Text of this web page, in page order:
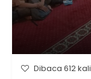
Dibaca 612 kali